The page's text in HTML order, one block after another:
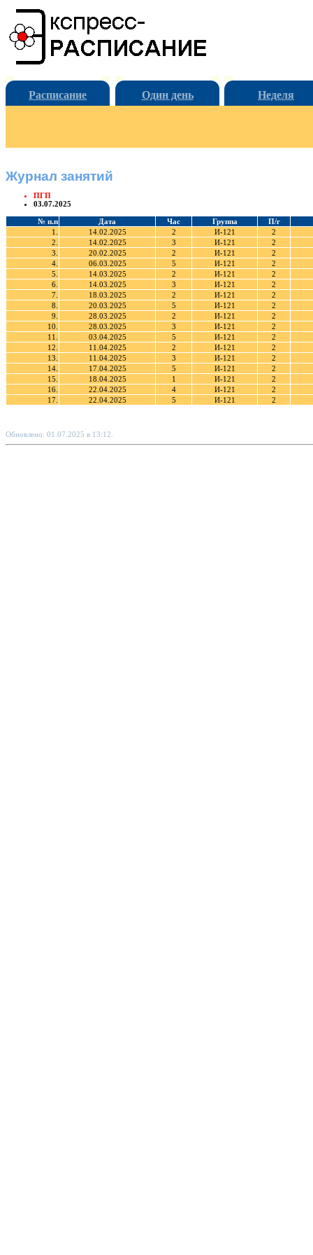
Расписание Один день Неделя
Журнал занятий
ПГП
03.07.2025
№ п.п Дата Час Группа
П/г
1.
14.02.2025 2 И-121
2
2.
14.02.2025 3 И-121
2
3.
20.02.2025 2 И-121
2
4.
06.03.2025 5 И-121
2
5.
14.03.2025 2 И-121
2
6.
14.03.2025 3 И-121
2
7.
18.03.2025 2 И-121
2
8.
20.03.2025 5 И-121
2
9.
28.03.2025 2 И-121
2
10.
28.03.2025 3 И-121
2
11.
03.04.2025 5 И-121
2
12.
11.04.2025 2 И-121
2
13.
11.04.2025 3 И-121
2
14.
17.04.2025 5 И-121
2
15.
18.04.2025 1 И-121
2
16.
22.04.2025 4 И-121
2
17.
22.04.2025 5 И-121 2
Обновлено: 01.07.2025 в 13:12.